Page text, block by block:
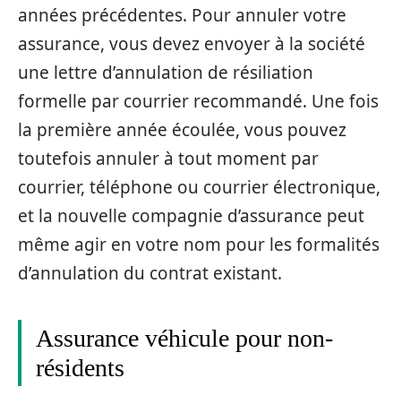
années précédentes. Pour annuler votre
assurance, vous devez envoyer à la société
une lettre d’annulation de résiliation
formelle par courrier recommandé. Une fois
la première année écoulée, vous pouvez
toutefois annuler à tout moment par
courrier, téléphone ou courrier électronique,
et la nouvelle compagnie d’assurance peut
même agir en votre nom pour les formalités
d’annulation du contrat existant.
Assurance véhicule pour non-
résidents